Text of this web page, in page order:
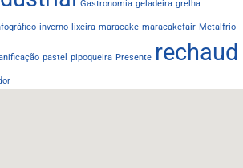
Gastronomia geladeira grelha
inverno lixeira maracake maracakefair Metalfrio
pastel pipoqueira Presente rechaud